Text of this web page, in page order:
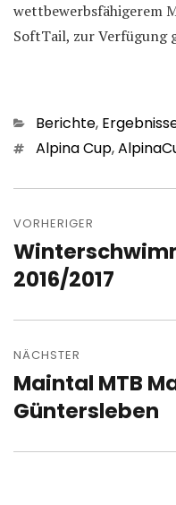
wettbewerbsfähigerem
SoftTail, zur Verfügung
Kategorien
Berichte,
Schlagwörter
Alpina Cup,
VORHERIGER
Vorheriger
Beitrag:
2016/2017
NÄCHSTER
Nächster
Beitrag:
Maintal MTB
Güntersleben